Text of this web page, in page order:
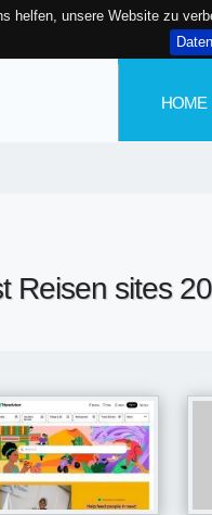
helfen, unsere Website zu
HOME
Reisen sites